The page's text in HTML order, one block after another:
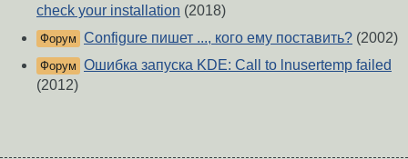
check your installation (2018)
Форум Configure пишет ..., кого ему поставить? (2002)
Форум Ошибка запуска KDE: Call to lnusertemp failed
(2012)